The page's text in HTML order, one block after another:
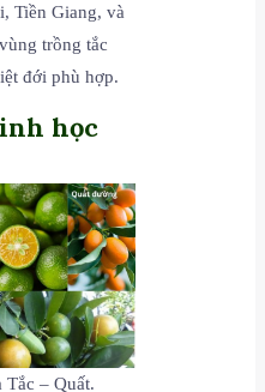
Tiền Giang, và
trồng tắc
đới phù hợp.
học
Tắc – Quất.